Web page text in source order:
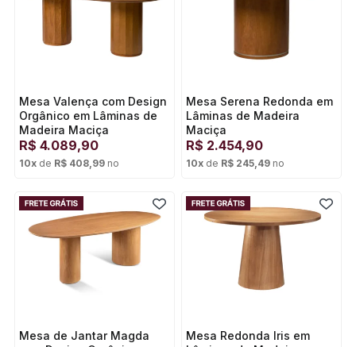
Mesa Valença com Design
Orgânico em Lâminas de
Madeira Maciça
R$ 4.089,90
10x de R$ 408,99 no
Mesa Serena Redonda em
Lâminas de Madeira
Maciça
R$ 2.454,90
10x de R$ 245,49 no
Mesa de Jantar Magda
Mesa Redonda Iris em